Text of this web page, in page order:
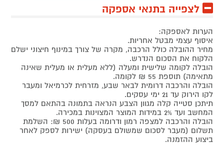
לצפייה בתנאי אספקה
הערות לאספקה:
איסוף עצמי מבטל אחריות.
מחיר ההובלה כולל הרכבה, מקרה של צורך במינוף חיצוני ישלם
הלקוח את הסכום הנדרש.
הובלה לקומה שלישית ומעלה (ללא מעלית או מעלית שאינה
מתאימה) תוספת 55 ₪ לקומה.
הובלה והרכבה דרומית לבאר שבע, מזרחית לכרמיאל ומעבר
לקו הירוק עד 21 ימי עסקים.
תיתכן סטייה קלה מגוון הצבע הנראה בתמונה בהתאם למסך
המחשב ועד 2% במידות המוצר המצוינות במכירה.
הובלה והרכבה למצפה רמון ודרומה בעלות 500 ₪: השלמת
תשלום (מעבר לסכום שמשולם בעסקה) ישירות לספק לאחר
ביצוע ההזמנה.